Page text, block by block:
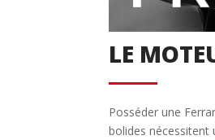
LE
Posséder une
bolides nécessitent